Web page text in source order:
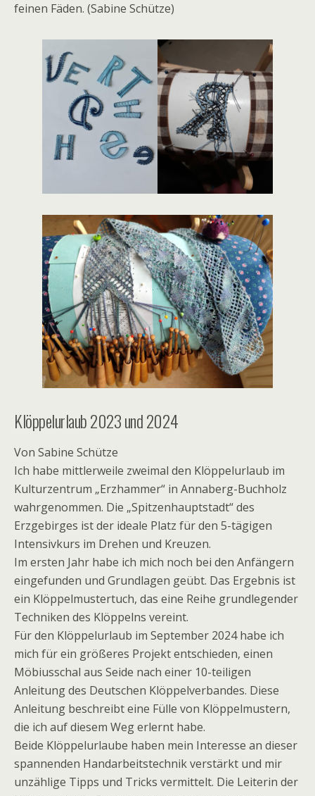
feinen Fäden. (Sabine Schütze)
Klöppelurlaub 2023 und 2024
Von Sabine Schütze
Ich habe mittlerweile zweimal den Klöppelurlaub im
Kulturzentrum „Erzhammer“ in Annaberg-Buchholz
wahrgenommen. Die „Spitzenhauptstadt“ des
Erzgebirges ist der ideale Platz für den 5-tägigen
Intensivkurs im Drehen und Kreuzen.
Im ersten Jahr habe ich mich noch bei den Anfängern
eingefunden und Grundlagen geübt. Das Ergebnis ist
ein Klöppelmustertuch, das eine Reihe grundlegender
Techniken des Klöppelns vereint.
Für den Klöppelurlaub im September 2024 habe ich
mich für ein größeres Projekt entschieden, einen
Möbiusschal aus Seide nach einer 10-teiligen
Anleitung des Deutschen Klöppelverbandes. Diese
Anleitung beschreibt eine Fülle von Klöppelmustern,
die ich auf diesem Weg erlernt habe.
Beide Klöppelurlaube haben mein Interesse an dieser
spannenden Handarbeitstechnik verstärkt und mir
unzählige Tipps und Tricks vermittelt. Die Leiterin der